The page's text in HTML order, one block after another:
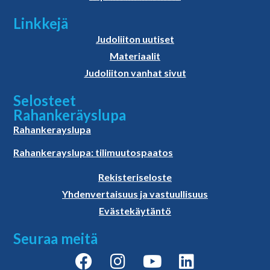
Linkkejä
Judoliiton uutiset
Materiaalit
Judoliiton vanhat sivut
Selosteet
Rahankeräyslupa
Rahankerayslupa
Rahankerayslupa: tilimuutospaatos
Rekisteriseloste
Yhdenvertaisuus ja vastuullisuus
Evästekäytäntö
Seuraa meitä